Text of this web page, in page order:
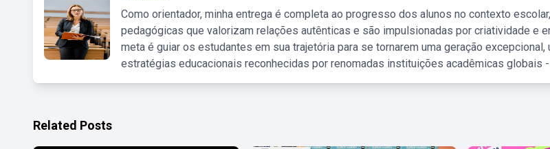
Como orientador, minha entrega é completa ao progresso dos alunos no contexto
pedagógicas que valorizam relações autênticas e são impulsionadas por criatividade e
meta é guiar os estudantes em sua trajetória para se tornarem uma geração excepcional,
estratégias educacionais reconhecidas por renomadas instituições acadêmicas globais -
Related Posts